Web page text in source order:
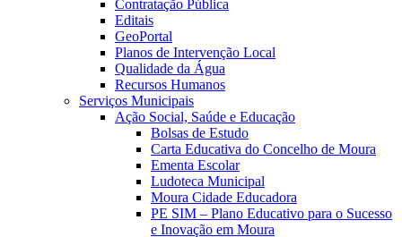
Contratação Pública
Editais
GeoPortal
Planos de Intervenção Local
Qualidade da Água
Recursos Humanos
Serviços Municipais
Ação Social, Saúde e Educação
Bolsas de Estudo
Carta Educativa do Concelho de Moura
Ementa Escolar
Ludoteca Municipal
Moura Cidade Educadora
PE SIM – Plano Educativo para o Sucesso
e Inovação em Moura